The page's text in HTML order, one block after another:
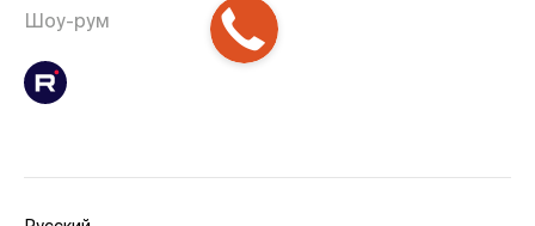
Шоу-рум